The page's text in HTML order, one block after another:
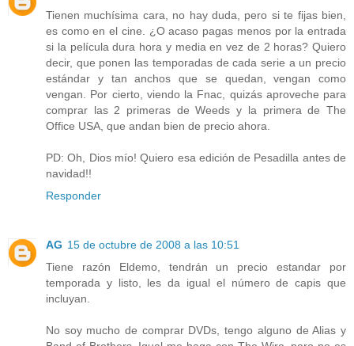
Tienen muchísima cara, no hay duda, pero si te fijas bien,
es como en el cine. ¿O acaso pagas menos por la entrada
si la película dura hora y media en vez de 2 horas? Quiero
decir, que ponen las temporadas de cada serie a un precio
estándar y tan anchos que se quedan, vengan como
vengan. Por cierto, viendo la Fnac, quizás aproveche para
comprar las 2 primeras de Weeds y la primera de The
Office USA, que andan bien de precio ahora.
PD: Oh, Dios mío! Quiero esa edición de Pesadilla antes de
navidad!!
Responder
AG 15 de octubre de 2008 a las 10:51
Tiene razón Eldemo, tendrán un precio estandar por
temporada y listo, les da igual el número de capis que
incluyan.
No soy mucho de comprar DVDs, tengo alguno de Alias y